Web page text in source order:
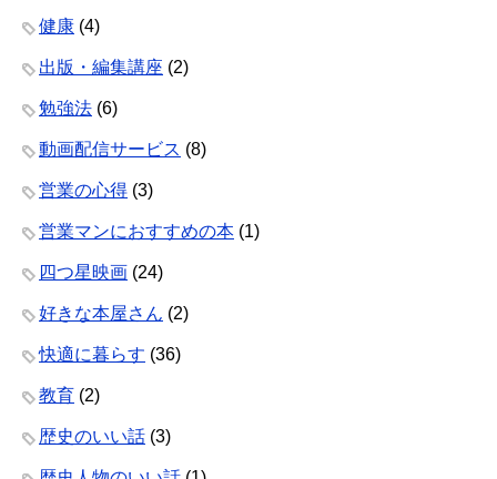
健康 (4)
出版・編集講座 (2)
勉強法 (6)
動画配信サービス (8)
営業の心得 (3)
営業マンにおすすめの本 (1)
四つ星映画 (24)
好きな本屋さん (2)
快適に暮らす (36)
教育 (2)
歴史のいい話 (3)